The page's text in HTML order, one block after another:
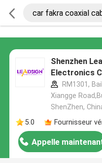
Shenzhen
Electronics
RM1301,
Xiangge
ShenZhen,
5.0
Fournisseur
Appelle